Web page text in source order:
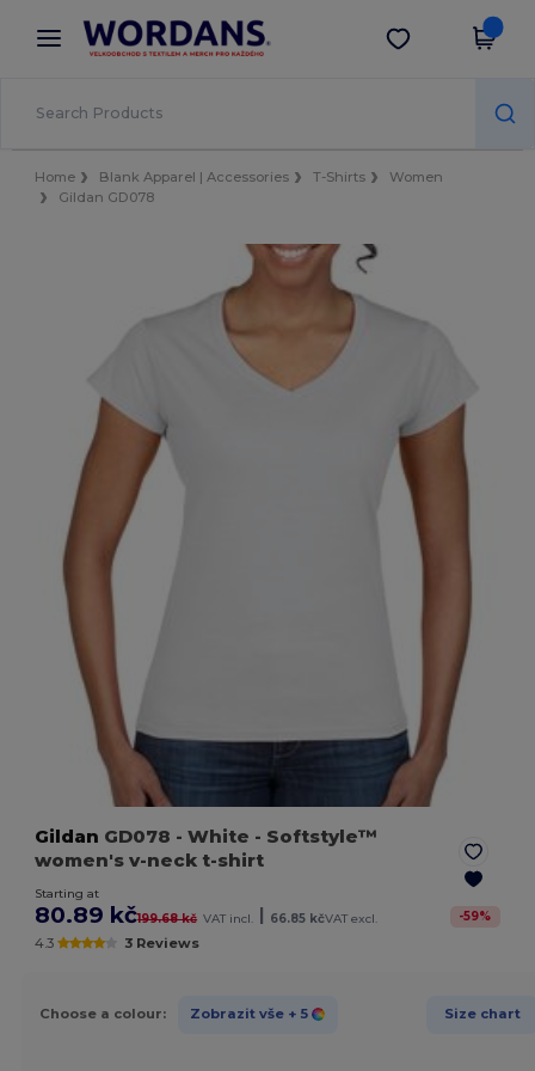
× Aplikace Wordans
Lepší ceny v aplikaci!
Stáhnout app
Home Blank Apparel | Accessories T-Shirts
Women
Gildan GD078
Gildan GD078 - White - Softstyle™
women's v-neck t-shirt
Starting at
80.89 kč199.68 kč VAT incl. | 66.85 kčVAT excl. -59%
4.3 3 Reviews
Choose a colour: Zobrazit vše + 5 Size chart